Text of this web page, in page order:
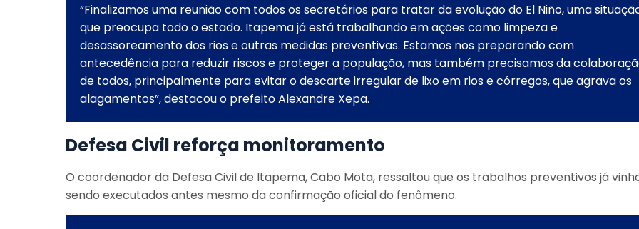
“Finalizamos uma reunião com todos os secretários para tratar da evolução do El Niño, uma
que preocupa todo o estado. Itapema já está trabalhando em ações como limpeza e
desassoreamento dos rios e outras medidas preventivas. Estamos nos preparando com
antecedência para reduzir riscos e proteger a população, mas também precisamos da
de todos, principalmente para evitar o descarte irregular de lixo em rios e córregos, que agrava os
alagamentos”, destacou o prefeito Alexandre Xepa.
Defesa Civil reforça monitoramento
O coordenador da Defesa Civil de Itapema, Cabo Mota, ressaltou que os trabalhos preventivos já
sendo executados antes mesmo da confirmação oficial do fenômeno.